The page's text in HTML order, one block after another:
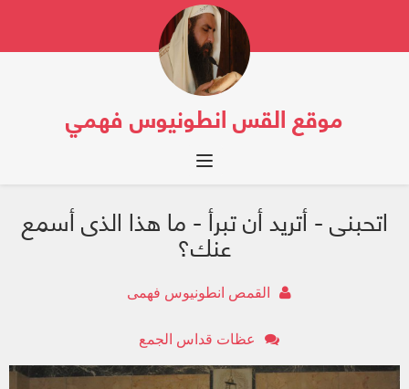
موقع القس انطونيوس فهمي
Toggle navigation
اتحبنى - أتريد أن تبرأ - ما هذا الذى أسمع
عنك؟
القمص انطونيوس فهمى
عظات قداس الجمع